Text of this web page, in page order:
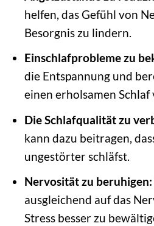
helfen, das Gefühl von
Besorgnis zu lindern.
Einschlafprobleme zu
die Entspannung und
einen erholsamen Schlaf
Die Schlafqualität zu
kann dazu beitragen,
ungestörter schläfst.
Nervosität zu beruhigen:
ausgleichend auf das
Stress besser zu